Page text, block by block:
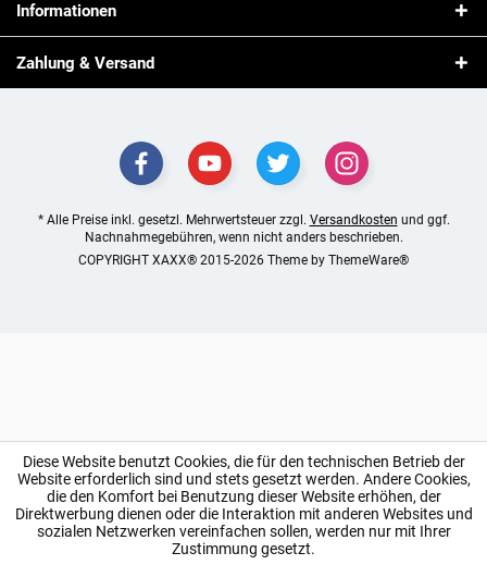
Informationen
Zahlung & Versand
* Alle Preise inkl. gesetzl. Mehrwertsteuer zzgl. Versandkosten und ggf.
Nachnahmegebühren, wenn nicht anders beschrieben.
COPYRIGHT XAXX® 2015-2026 Theme by ThemeWare®
Diese Website benutzt Cookies, die für den technischen Betrieb der
Website erforderlich sind und stets gesetzt werden. Andere Cookies,
die den Komfort bei Benutzung dieser Website erhöhen, der
Direktwerbung dienen oder die Interaktion mit anderen Websites und
sozialen Netzwerken vereinfachen sollen, werden nur mit Ihrer
Zustimmung gesetzt.